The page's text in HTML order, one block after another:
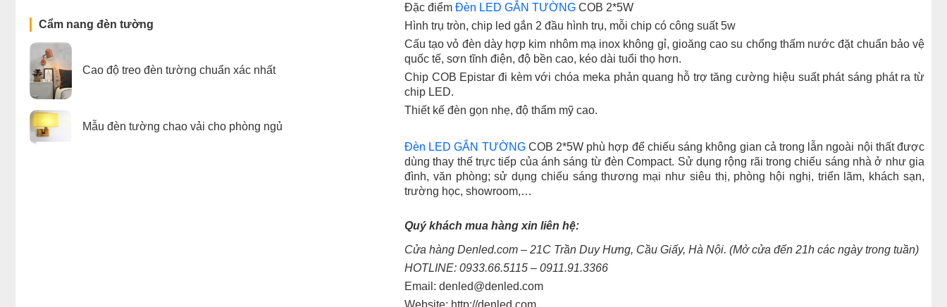
Cẩm nang đèn tường
Cao độ treo đèn tường chuẩn xác nhất
Mẫu đèn tường chao vải cho phòng ngủ
Đặc điểm Đèn LED GẮN TƯỜNG COB 2*5W
Hình trụ tròn, chip led gắn 2 đầu hình trụ, mỗi chip có công suất 5w
Cấu tạo vỏ đèn dày hợp kim nhôm mạ inox không gỉ, gioăng cao su chống thấm nước đặt chuẩn bảo vệ
quốc tế, sơn tĩnh điện, độ bền cao, kéo dài tuổi thọ hơn.
Chip COB Epistar đi kèm với chóa meka phản quang hỗ trợ tăng cường hiệu suất phát sáng phát ra từ
chip LED.
Thiết kế đèn gọn nhẹ, độ thẩm mỹ cao.
Đèn LED GẮN TƯỜNGCOB 2*5W phù hợp để chiếu sáng không gian cả trong lẫn ngoài nội thất được
dùng thay thế trực tiếp của ánh sáng từ đèn Compact. Sử dụng rộng rãi trong chiếu sáng nhà ở như gia
đình, văn phòng; sử dụng chiếu sáng thương mại như siêu thị, phòng hội nghị, triển lãm, khách sạn,
trường học, showroom,…
Quý khách mua hàng xin liên hệ:
Cửa hàng Denled.com – 21C Trần Duy Hưng, Cầu Giấy, Hà Nội. (Mở cửa đến 21h các ngày trong tuần)
HOTLINE: 0933.66.5115 – 0911.91.3366
Email: denled@denled.com
Website: http://denled.com